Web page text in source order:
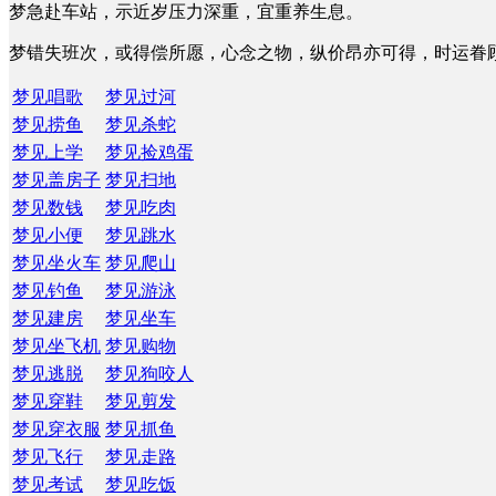
梦急赴车站，示近岁压力深重，宜重养生息。
梦错失班次，或得偿所愿，心念之物，纵价昂亦可得，时运眷
梦见唱歌
梦见过河
梦见捞鱼
梦见杀蛇
梦见上学
梦见捡鸡蛋
梦见盖房子 梦见扫地
梦见数钱
梦见吃肉
梦见小便
梦见跳水
梦见坐火车 梦见爬山
梦见钓鱼
梦见游泳
梦见建房
梦见坐车
梦见坐飞机 梦见购物
梦见逃脱
梦见狗咬人
梦见穿鞋
梦见剪发
梦见穿衣服 梦见抓鱼
梦见飞行
梦见走路
梦见考试
梦见吃饭